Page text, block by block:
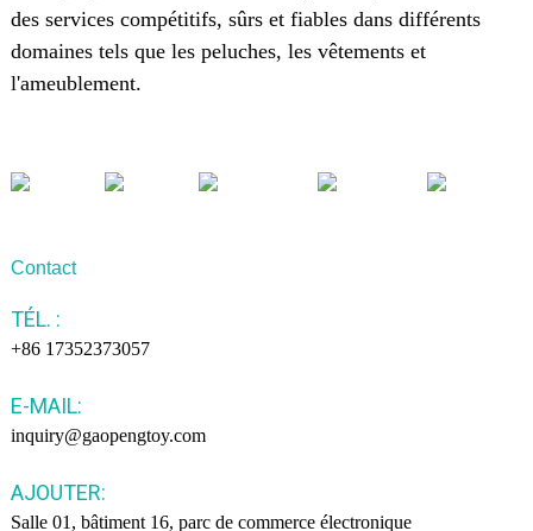
des services compétitifs, sûrs et fiables dans différents
domaines tels que les peluches, les vêtements et
l'ameublement.
Contact
TÉL. :
+86 17352373057
E-MAIL:
inquiry@gaopengtoy.com
AJOUTER:
Salle 01, bâtiment 16, parc de commerce électronique